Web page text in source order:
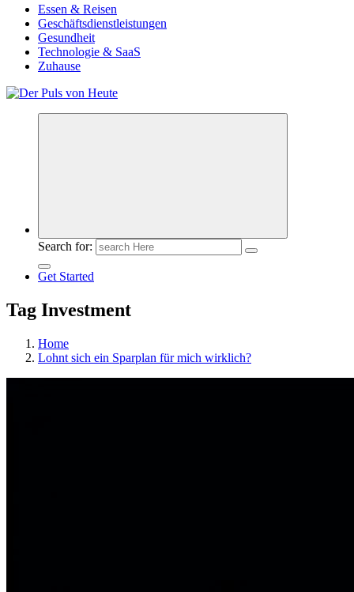
Essen & Reisen
Geschäftsdienstleistungen
Gesundheit
Technologie & SaaS
Zuhause
Meldungen die Resonanz finden
Search for:
Get Started
Tag Investment
Home
Lohnt sich ein Sparplan für mich wirklich?